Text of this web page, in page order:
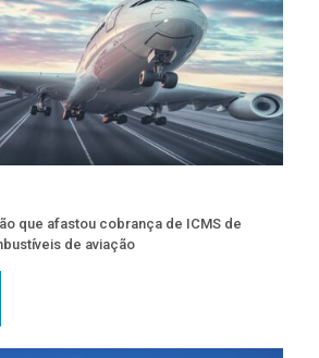
que afastou cobrança de ICMS de
de aviação